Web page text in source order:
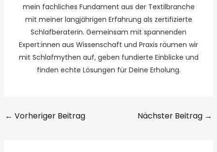
mein fachliches Fundament aus der Textilbranche
mit meiner langjährigen Erfahrung als zertifizierte
Schlafberaterin. Gemeinsam mit spannenden
Expert:innen aus Wissenschaft und Praxis räumen wir
mit Schlafmythen auf, geben fundierte Einblicke und
finden echte Lösungen für Deine Erholung.
← Vorheriger Beitrag Nächster Beitrag →